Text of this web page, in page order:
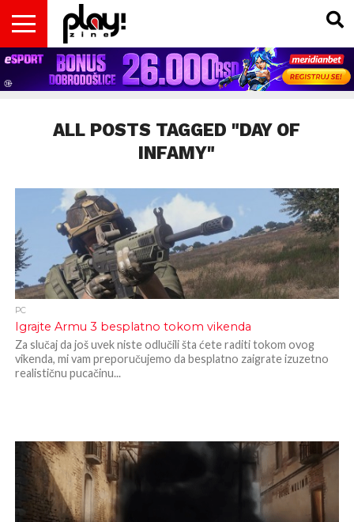
VESTI
MAGAZIN
PLAY!RETRO
PLAY!CAST
PLAY!CON
PLAY!BIZ
INSIDER
OPISI
IGARA
DOMAĆA
SCENA
INTERVJUI
GADGETS
FILM
& TV
KOLUMNE
ALL POSTS TAGGED "DAY OF
INFAMY"
PC
Igrajte Armu 3 besplatno tokom vikenda
Za slučaj da još uvek niste odlučili šta ćete raditi tokom ovog
vikenda, mi vam preporučujemo da besplatno zaigrate izuzetno
realističnu pucačinu...